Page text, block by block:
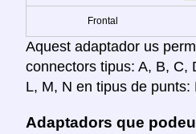
Frontal
Aquest adaptador us
connectors tipus: A, B, C,
L, M, N en tipus de punts:
Adaptadors que